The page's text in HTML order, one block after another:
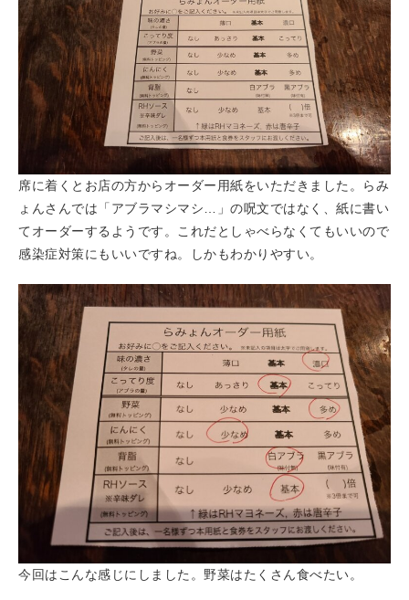
席に着くとお店の方からオーダー用紙をいただきました。らみ
ょんさんでは「アブラマシマシ…」の呪文ではなく、紙に書い
てオーダーするようです。これだとしゃべらなくてもいいので
感染症対策にもいいですね。しかもわかりやすい。
今回はこんな感じにしました。野菜はたくさん食べたい。